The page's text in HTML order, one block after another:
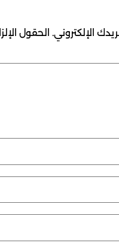
الإلكتروني. الحقول